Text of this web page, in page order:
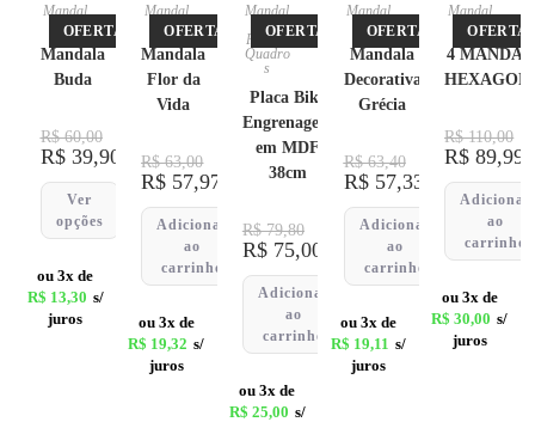
OFERTA!
Mandal
as
Mandala
Buda
R$60,00
R$39,90
Ver
opções
ou 3x de
R$ 13,30 s/
juros
OFERTA!
Mandal
as
Mandala
Flor da
Vida
R$63,00
R$ 57,97
Adicionar
ao
carrinho
ou 3x de
R$ 19,32 s/
juros
OFERTA!
Mandal
as,
Placas ,
Quadro
s
Placa Bike
Engrenagem
em MDF
38cm
R$79,80
R$75,00
Adicionar
ao
carrinho
ou 3x de
R$ 25,00 s/
OFERTA!
Mandal
as
Mandala
Decorativa
Grécia
R$63,40
R$57,33
Adicionar
ao
carrinho
ou 3x de
R$ 19,11 s/
juros
OFERTA!
Mandal
as
4
R$110,00
R$ 89,99
Adicionar
ao
carrinho
ou 3x de
R$ 30,00 s/
juros